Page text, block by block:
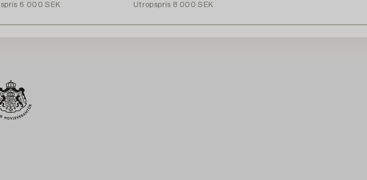
6 000 SEK
Utropspris 8 000 SEK